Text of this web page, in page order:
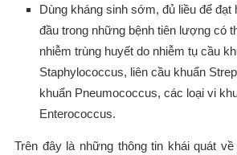
Dùng kháng sinh sớm, đủ liều để đạt
đầu trong những bệnh tiên lượng có
nhiễm trùng huyết do nhiễm tụ cầu
Staphylococcus, liên cầu khuẩn
khuẩn Pneumococcus, các loại vi
Enterococcus.
Trên đây là những thông tin khái quát